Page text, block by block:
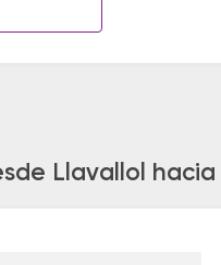
Llavallol hacia